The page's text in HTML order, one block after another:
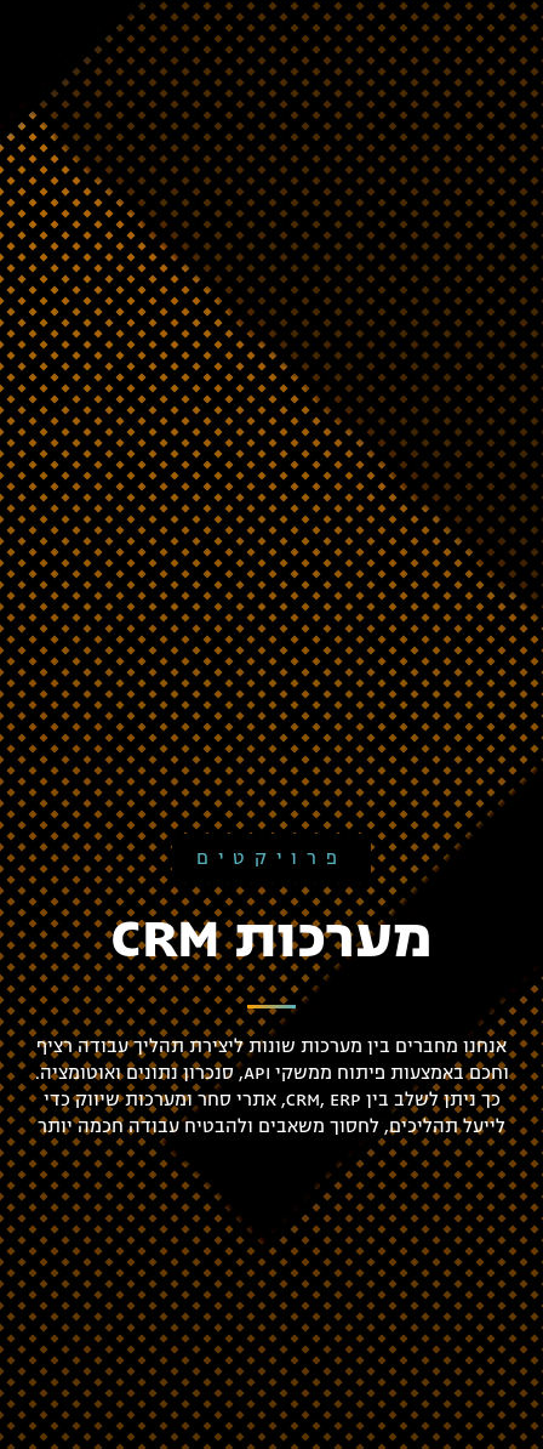
פרויקטים
מערכות CRM
אנחנו מחברים בין מערכות שונות ליצירת תהליך עבודה רציף
וחכם באמצעות פיתוח ממשקי API, סנכרון נתונים ואוטומציה.
כך ניתן לשלב בין CRM, ERP, אתרי סחר ומערכות שיווק כדי
לייעל תהליכים, לחסוך משאבים ולהבטיח עבודה חכמה יותר